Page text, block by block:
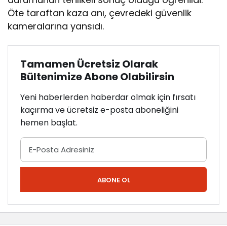
Öte taraftan kaza anı, çevredeki güvenlik
kameralarına yansıdı.
Tamamen Ücretsiz Olarak
Bültenimize Abone Olabilirsin
Yeni haberlerden haberdar olmak için fırsatı
kaçırma ve ücretsiz e-posta aboneliğini
hemen başlat.
ABONE OL